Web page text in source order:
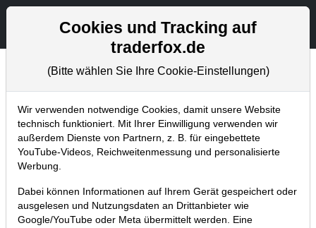
Aktien- und Artikelsuche
Chartanalysen
Home Blog Chartanalysen
Chartanalyse BASF:
Turnaround trotz Corona?
01.09.2020 um 18:03 Uhr | P. Uhlschmied
Cookies und Tracking auf
traderfox.de
(Bitte wählen Sie Ihre Cookie-Einstellungen)
Wir verwenden notwendige Cookies, damit unsere Website
technisch funktioniert. Mit Ihrer Einwilligung verwenden wir
außerdem Dienste von Partnern, z. B. für eingebettete
YouTube-Videos, Reichweitenmessung und personalisierte
Werbung.
Dabei können Informationen auf Ihrem Gerät gespeichert oder
ausgelesen und Nutzungsdaten an Drittanbieter wie
Google/YouTube oder Meta übermittelt werden. Eine